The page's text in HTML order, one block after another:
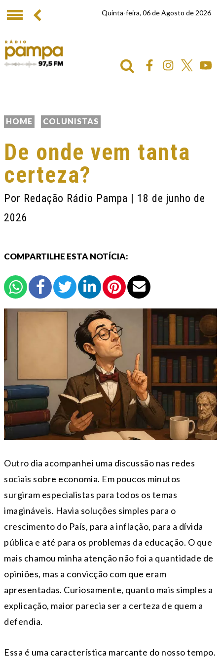
Quinta-feira, 06 de Agosto de 2026
HOME COLUNISTAS
De onde vem tanta
certeza?
Por Redação Rádio Pampa | 18 de junho de
2026
COMPARTILHE ESTA NOTÍCIA:
Outro dia acompanhei uma discussão nas redes
sociais sobre economia. Em poucos minutos
surgiram especialistas para todos os temas
imagináveis. Havia soluções simples para o
crescimento do País, para a inflação, para a dívida
pública e até para os problemas da educação. O que
mais chamou minha atenção não foi a quantidade de
opiniões, mas a convicção com que eram
apresentadas. Curiosamente, quanto mais simples a
explicação, maior parecia ser a certeza de quem a
defendia.
Essa é uma característica marcante do nosso tempo.